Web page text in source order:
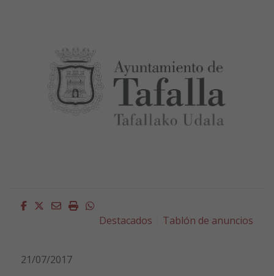
Facebook
Twitter
EmailImprimirWhatsapp
Destacados
Tablón de anuncios
21/07/2017